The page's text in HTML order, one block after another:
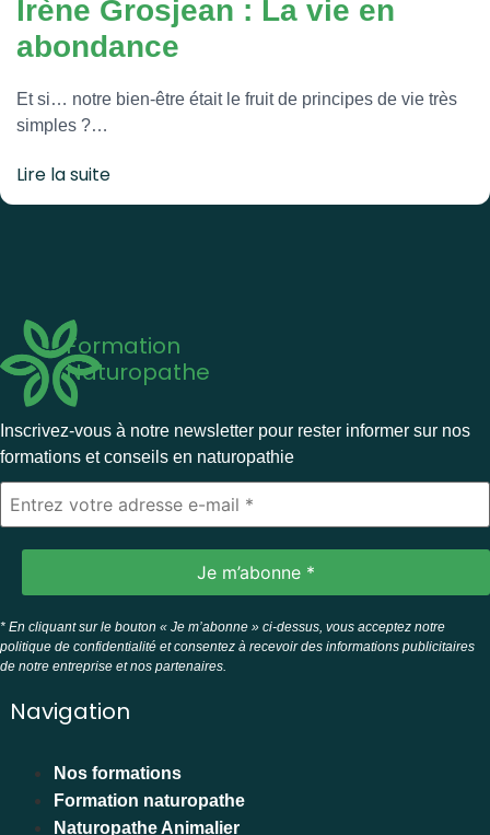
Irène Grosjean : La vie en
abondance
Et si… notre bien-être était le fruit de principes de vie très
simples ?…
Lire la suite
Formation
Naturopathe
Inscrivez-vous à notre newsletter pour rester informer sur nos
formations et conseils en naturopathie
* En cliquant sur le bouton « Je m’abonne » ci-dessus, vous acceptez notre
politique de confidentialité et consentez à recevoir des informations publicitaires
de notre entreprise et nos partenaires.
Navigation
Nos formations
Formation naturopathe
Naturopathe Animalier